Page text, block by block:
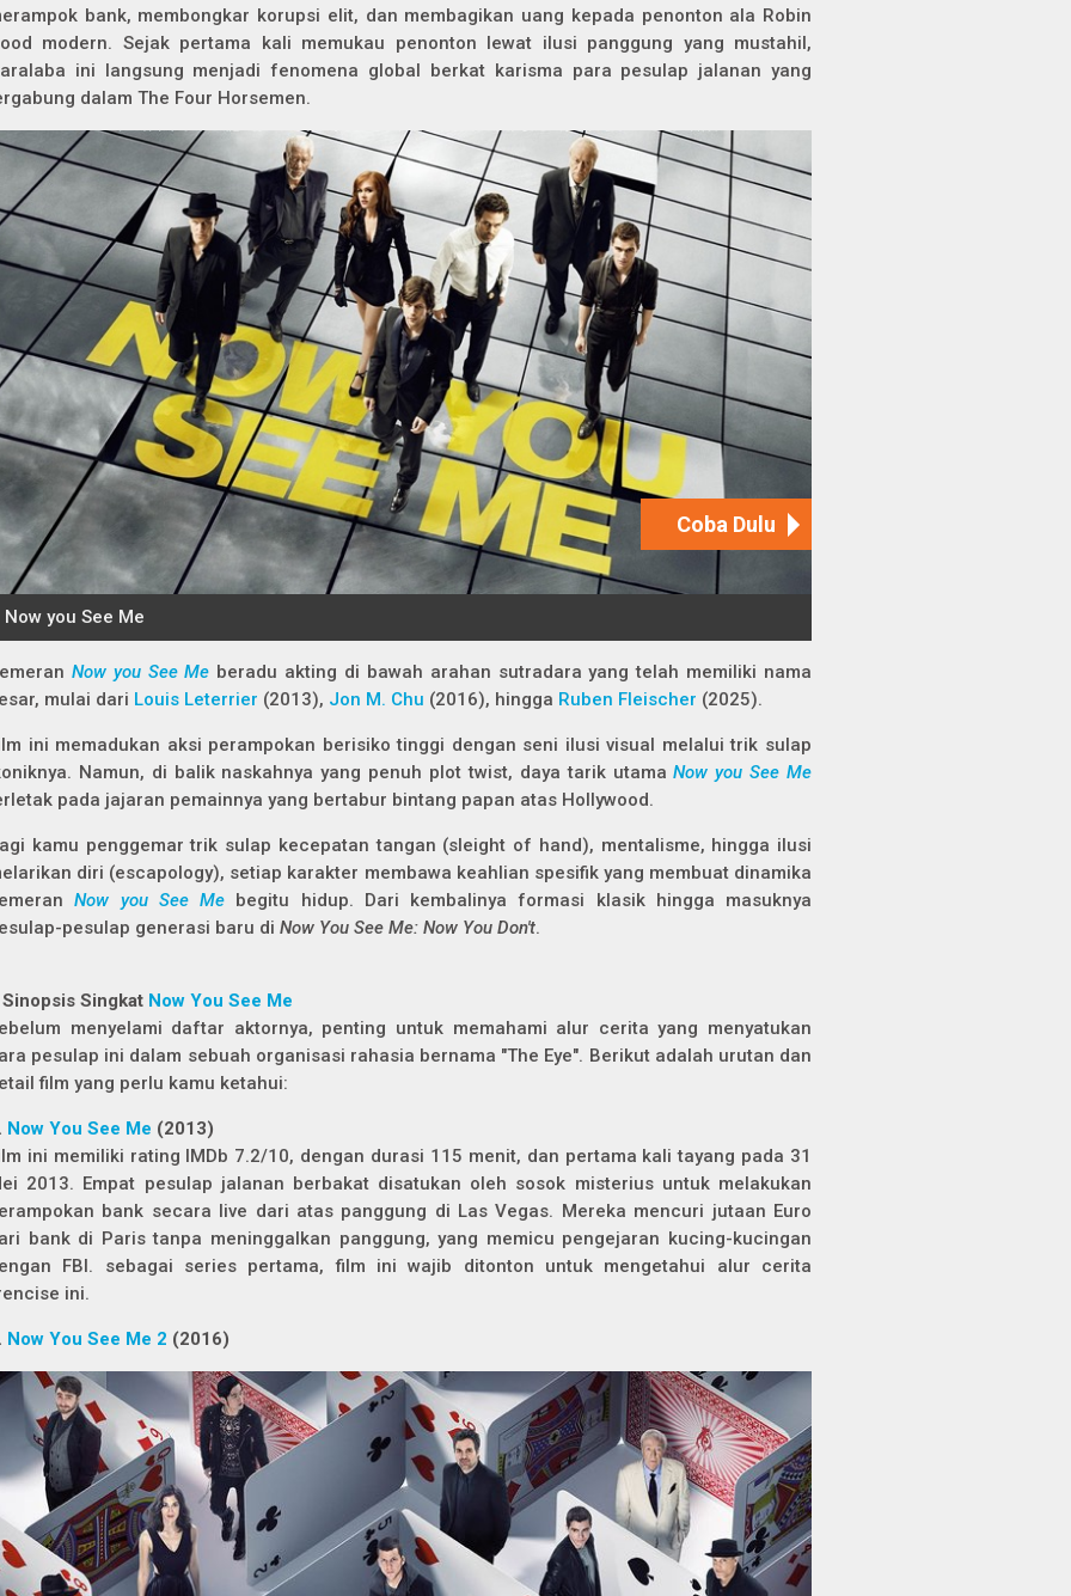
bank, membongkar korupsi elit, dan membagikan uang kepada penonton ala Robin
modern. Sejak pertama kali memukau penonton lewat ilusi panggung yang mustahil,
ini langsung menjadi fenomena global berkat karisma para pesulap jalanan yang
dalam The Four Horsemen.
Now you See Me beradu akting di bawah arahan sutradara yang telah memiliki nama
mulai dari Louis Leterrier (2013), Jon M. Chu (2016), hingga Ruben Fleischer (2025).
ini memadukan aksi perampokan berisiko tinggi dengan seni ilusi visual melalui trik sulap
Namun, di balik naskahnya yang penuh plot twist, daya tarik utamaNow you See Me
pada jajaran pemainnya yang bertabur bintang papan atas Hollywood.
kamu penggemar trik sulap kecepatan tangan (sleight of hand), mentalisme, hingga ilusi
diri (escapology), setiap karakter membawa keahlian spesifik yang membuat dinamika
Now you See Me begitu hidup. Dari kembalinya formasi klasik hingga masuknya
pesulap generasi baru di Now You See Me: Now You Don't.
Sinopsis Singkat Now You See Me
menyelami daftar aktornya, penting untuk memahami alur cerita yang menyatukan
pesulap ini dalam sebuah organisasi rahasia bernama "The Eye". Berikut adalah urutan dan
film yang perlu kamu ketahui:
Now You See Me (2013)
ini memiliki rating IMDb 7.2/10, dengan durasi 115 menit, dan pertama kali tayang pada 31
2013. Empat pesulap jalanan berbakat disatukan oleh sosok misterius untuk melakukan
bank secara live dari atas panggung di Las Vegas. Mereka mencuri jutaan Euro
bank di Paris tanpa meninggalkan panggung, yang memicu pengejaran kucing-kucingan
FBI. sebagai series pertama, film ini wajib ditonton untuk mengetahui alur cerita
ini.
Now You See Me 2 (2016)